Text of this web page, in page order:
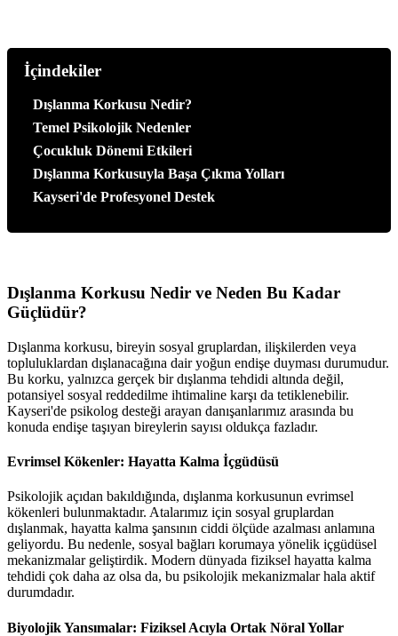
İçindekiler
Dışlanma Korkusu Nedir?
Temel Psikolojik Nedenler
Çocukluk Dönemi Etkileri
Dışlanma Korkusuyla Başa Çıkma Yolları
Kayseri'de Profesyonel Destek
Dışlanma Korkusu Nedir ve Neden Bu Kadar
Güçlüdür?
Dışlanma korkusu, bireyin sosyal gruplardan, ilişkilerden veya
topluluklardan dışlanacağına dair yoğun endişe duyması durumudur.
Bu korku, yalnızca gerçek bir dışlanma tehdidi altında değil,
potansiyel sosyal reddedilme ihtimaline karşı da tetiklenebilir.
Kayseri'de psikolog desteği arayan danışanlarımız arasında bu
konuda endişe taşıyan bireylerin sayısı oldukça fazladır.
Evrimsel Kökenler: Hayatta Kalma İçgüdüsü
Psikolojik açıdan bakıldığında, dışlanma korkusunun evrimsel
kökenleri bulunmaktadır. Atalarımız için sosyal gruplardan
dışlanmak, hayatta kalma şansının ciddi ölçüde azalması anlamına
geliyordu. Bu nedenle, sosyal bağları korumaya yönelik içgüdüsel
mekanizmalar geliştirdik. Modern dünyada fiziksel hayatta kalma
tehdidi çok daha az olsa da, bu psikolojik mekanizmalar hala aktif
durumdadır.
Biyolojik Yansımalar: Fiziksel Acıyla Ortak Nöral Yollar